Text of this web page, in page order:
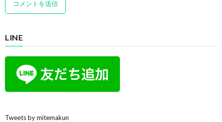
LINE
Tweets by mitemakun